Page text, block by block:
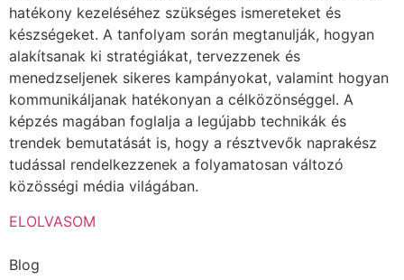
hatékony kezeléséhez szükséges ismereteket és
készségeket. A tanfolyam során megtanulják, hogyan
alakítsanak ki stratégiákat, tervezzenek és
menedzseljenek sikeres kampányokat, valamint hogyan
kommunikáljanak hatékonyan a célközönséggel. A
képzés magában foglalja a legújabb technikák és
trendek bemutatását is, hogy a résztvevők naprakész
tudással rendelkezzenek a folyamatosan változó
közösségi média világában.
ELOLVASOM
Blog